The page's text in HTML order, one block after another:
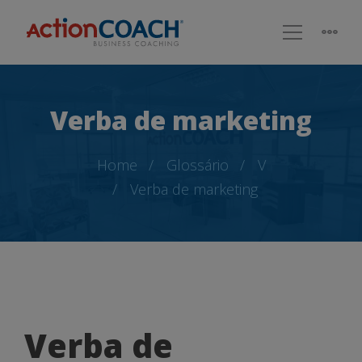
Verba de marketing
Home Glossário
V
Verba de marketing
Verba
Verba de